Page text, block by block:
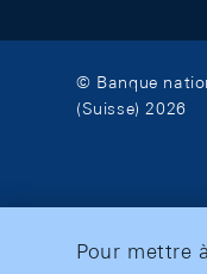
© Banque
(Suisse) 2026
Pour mettre